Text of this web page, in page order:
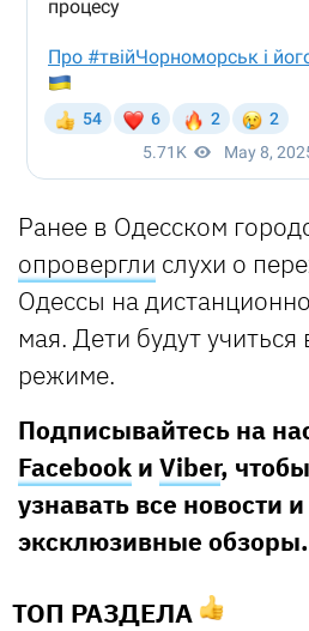
Ранее в Одесском
опровергли слухи о
Одессы на
мая. Дети будут
режиме.
Подписывайтесь на
Facebook и Viber,
узнавать все новости
эксклюзивные обзоры.
ТОП РАЗДЕЛА